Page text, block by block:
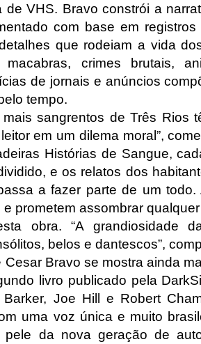
de VHS. Bravo constrói a
com base em
que rodeiam a vida
macabras, crimes brutais,
de jornais e anúncios
tempo.
mais sangrentos de Três Rios
em um dilema moral”,
Histórias de Sangue,
e os relatos dos
a fazer parte de um
e prometem assombrar
obra. “A grandiosidade
belos e dantescos”,
Cesar Bravo se mostra ainda
livro publicado pela
Barker, Joe Hill e Robert
uma voz única e muito
pele da nova geração de